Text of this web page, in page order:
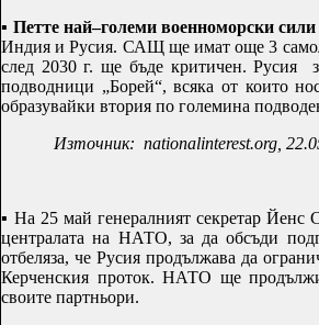
▪ Петте най–големи военноморски сили
Индия и Русия. САЩ ще имат още 3
след 2030 г. ще бъде критичен. Русия
подводници „Борей“, всяка от които
образувайки втория по големина
Източник: nationalinterest.org,
▪ На 25 май генералният секретар Йенс
централата на НАТО, за да обсъди
отбеляза, че Русия продължава да
Керченския проток. НАТО ще
своите